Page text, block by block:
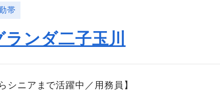
帯
ンダ二子玉川
ニアまで活躍中／用務員】